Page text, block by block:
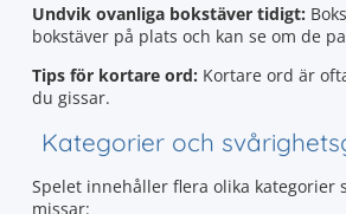
Undvik ovanliga bokstäver tidigt:
bokstäver på plats och kan se om de
Tips för kortare ord: Kortare ord är
du gissar.
Kategorier och
Spelet innehåller flera olika
missar: